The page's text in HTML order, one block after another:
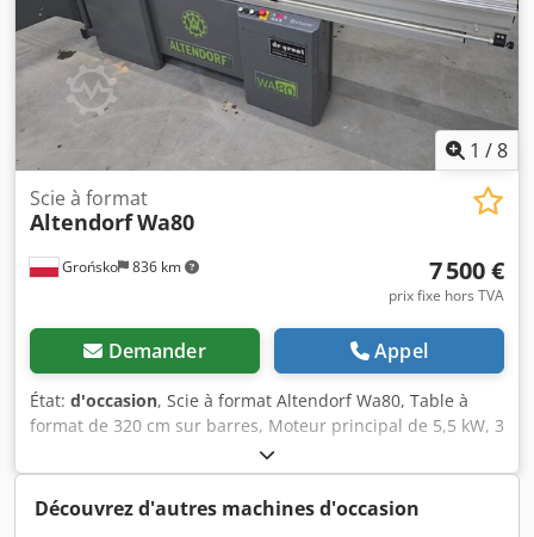
d'outil AKE pour la lame de scie principale N° d'art.
M19308 -incl. Moteur supplémentaire 5,5 kW (7,5 CV), 3
vitesses
1 /8
Grońsko 836 km
Scie à format
AltendorfWa80
7 500 €
prix fixe hors TVA
Demander Appel
État: d'occasion, Scie à format Altendorf Wa80, Table à
format de 320 cm sur barres, Moteur principal de 5,5 kW, 3
vitesses de rotation, Inciseur de 0,75 kW, Inclinaison 0-45°
réglable électriquement, Montée/descente de la lame
réglable électriquement, Diamètre maximal de la lame :
Découvrez d'autres machines d'occasion